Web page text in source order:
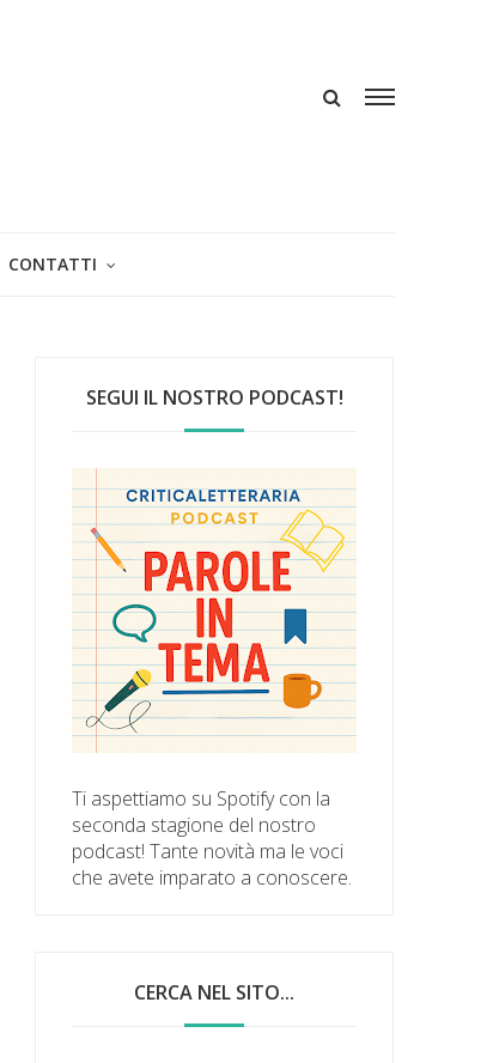
CONTATTI
SEGUI IL NOSTRO PODCAST!
Ti aspettiamo su Spotify con la
seconda stagione del nostro
podcast! Tante novità ma le voci
che avete imparato a conoscere.
CERCA NEL SITO...